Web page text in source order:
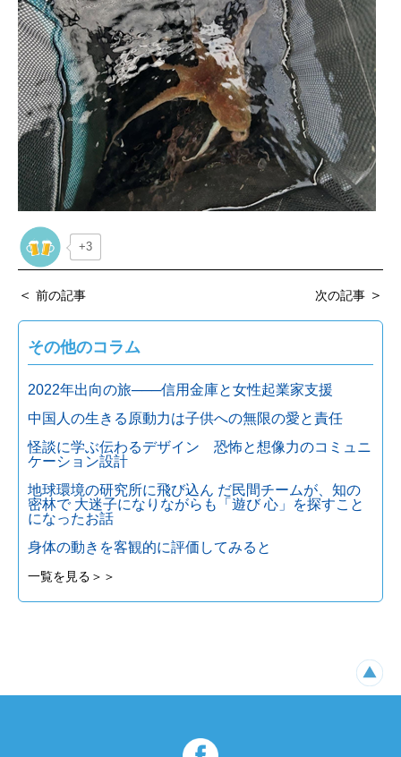
+3
＜ 前の記事 次の記事 ＞
その他のコラム
2022年出向の旅───信用金庫と女性起業家支援
中国人の生きる原動力は子供への無限の愛と責任
怪談に学ぶ伝わるデザイン 恐怖と想像力のコミュニ
ケーション設計
地球環境の研究所に飛び込ん だ民間チームが、知の
密林で 大迷子になりながらも「遊び 心」を探すこと
になったお話
身体の動きを客観的に評価してみると
一覧を見る＞＞